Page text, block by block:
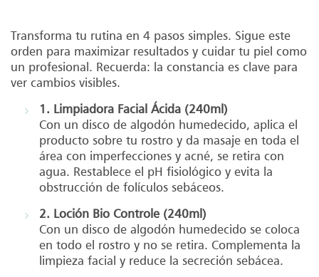
Transforma tu rutina en 4 pasos simples. Sigue este
orden para maximizar resultados y cuidar tu piel como
un profesional. Recuerda: la constancia es clave para
ver cambios visibles.
1. Limpiadora Facial Ácida (240ml)
Con un disco de algodón humedecido, aplica el
producto sobre tu rostro y da masaje en toda el
área con imperfecciones y acné, se retira con
agua. Restablece el pH fisiológico y evita la
obstrucción de folículos sebáceos.
2. Loción Bio Controle (240ml)
Con un disco de algodón humedecido se coloca
en todo el rostro y no se retira. Complementa la
limpieza facial y reduce la secreción sebácea.